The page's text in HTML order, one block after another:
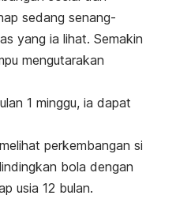
sedang senang-
yang ia lihat. Semakin
mengutarakan
1 minggu, ia dapat
perkembangan si
bola dengan
usia 12 bulan.